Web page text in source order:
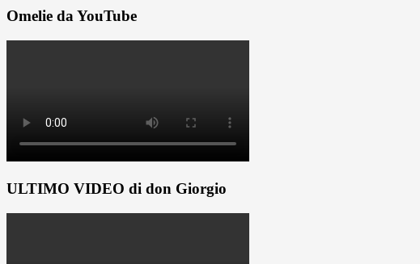
Omelie da YouTube
ULTIMO VIDEO di don Giorgio